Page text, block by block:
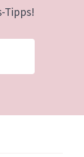
Tipps!